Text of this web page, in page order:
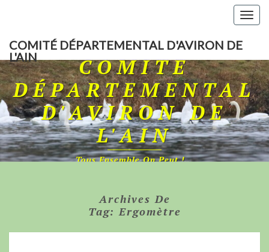
COMITÉ DÉPARTEMENTAL D'AVIRON DE
L'AIN
COMITÉ
DÉPARTEMENTAL
D'AVIRON DE
L'AIN
Tous Ensemble On Peut !…
Archives De
Tag:Ergomètre